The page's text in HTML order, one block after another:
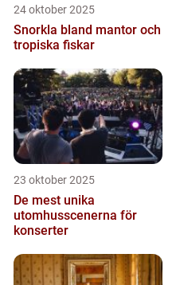
24 oktober 2025
Snorkla bland mantor och
tropiska fiskar
23 oktober 2025
De mest unika
utomhusscenerna för
konserter